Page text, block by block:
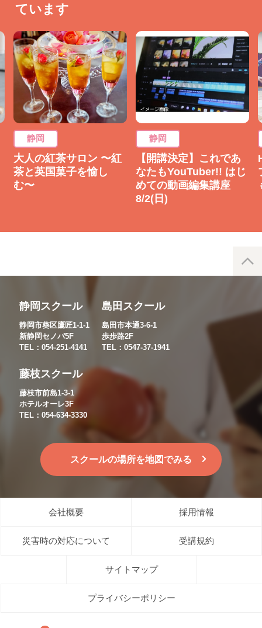
ています
静岡
大人の紅茶サロン 〜紅
茶と英国菓子を愉し
む〜
静岡
【開講決定】これであ
なたもYouTuber!! はじ
めての動画編集講座
8/2(日)
静岡スクール
静岡市葵区鷹匠1-1-1
新静岡セノバ5F
TEL：054-251-4141
島田スクール
島田市本通3-6-1
歩歩路2F
TEL：0547-37-1941
藤枝スクール
藤枝市前島1-3-1
ホテルオーレ3F
TEL：054-634-3330
スクールの場所を地図でみる
会社概要 採用情報
災害時の対応について 受講規約
サイトマップ
プライバシーポリシー